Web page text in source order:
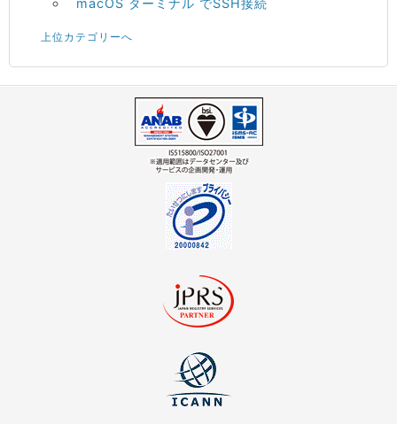
macOS ターミナル でSSH接続
上位カテゴリーへ